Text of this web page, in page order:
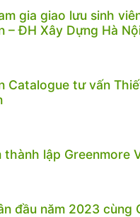
gia giao lưu sinh
– ĐH Xây Dựng Hà
Catalogue tư vấn
thành lập Greenmore
đầu năm 2023 cùng